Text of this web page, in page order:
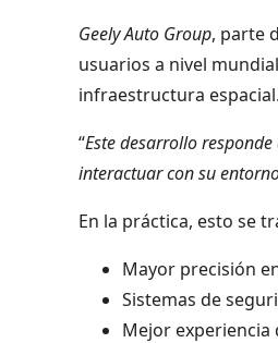
Geely Auto Group, parte
usuarios a nivel
infraestructura espacial.
“Este desarrollo
interactuar con su
En la práctica, esto se
Mayor precisión
Sistemas de
Mejor